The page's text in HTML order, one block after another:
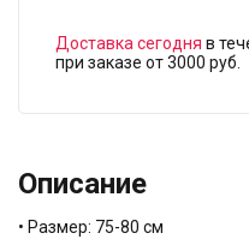
Доставка сегодня в
при заказе от 3000 руб.
Описание
• Размер: 75-80 см